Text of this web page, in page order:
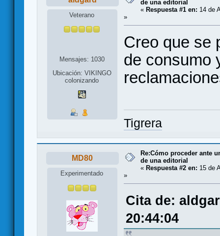
Veterano
Mensajes: 1030
Ubicación: VIKINGO
colonizando
de una editorial
« Respuesta #1 en: 14 de
»
Creo que se
de consumo
Tigrera
MD80
Experimentado
Re:Cómo proceder ante
de una editorial
« Respuesta #2 en: 15 de
»
Cita de:
20:44:04